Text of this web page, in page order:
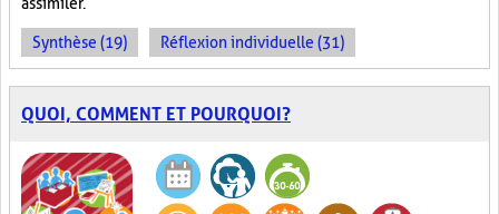
Synthèse (19) Réflexion individuelle (31)
QUOI, COMMENT ET POURQUOI?